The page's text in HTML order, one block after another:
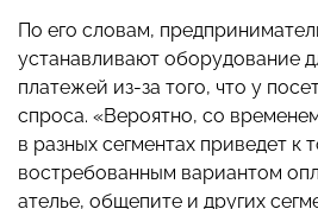
По его словам,
устанавливают оборудование
платежей из-за того, что у
спроса. «Вероятно, со
в разных сегментах приведет к
востребованным вариантом
ателье, общепите и других